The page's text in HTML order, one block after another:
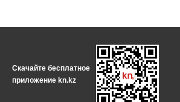
Скачайте бесплатное
приложение kn.kz